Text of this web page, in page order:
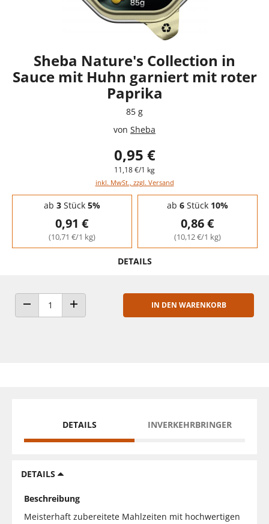
Sheba Nature's Collection in
Sauce mit Huhn garniert mit roter
Paprika
85 g
von Sheba
0,95 €
11,18 €/1 kg
inkl. MwSt., zzgl. Versand
Staffelpreise - Mengenrabatt
ab 3Stück 5%
0,91 €
(10,71 €/1 kg)
ab 6Stück 10%
0,86 €
(10,12 €/1 kg)
DETAILS
ANZAHL VERRINGERNANZAHL ERHÖHEN
IN DEN WARENKORB
DETAILS INVERKEHRBRINGER
DETAILS
Beschreibung
Meisterhaft zubereitete Mahlzeiten mit hochwertigen